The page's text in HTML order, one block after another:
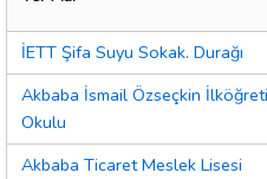
İETT Şifa Suyu Sokak. Durağı
Akbaba İsmail Özseçkin
Okulu
Akbaba Ticaret Meslek Lisesi